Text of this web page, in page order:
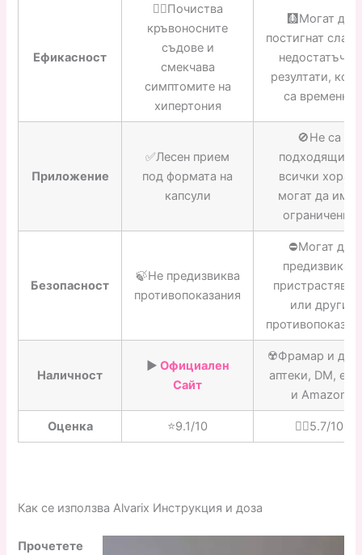
Ефикасност
👍🏼Почиства
кръвоносните
съдове и
смекчава
симптомите на
хипертония
🩻Могат да
постигнат
недостатъчни
резултати,
са временни
Приложение
✅Лесен прием
под формата на
капсули
🚫Не са
подходящи за
всички хора и
могат да имат
ограничения
Безопасност
🍃Не предизвиква
противопоказания
⛔️Могат да
предизвикат
или други
Наличност
▶️ Официален
Сайт
☢️Фрамар и
аптеки, DM,
и Amazon
Оценка ⭐️9.1/10 👎🏼5.7/10
Как се използва Alvarix Инструкция и доза
Прочетете